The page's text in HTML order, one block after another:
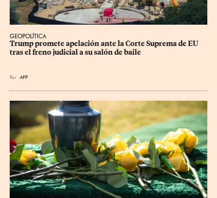
GEOPOLÍTICA
Trump promete apelación ante la Corte Suprema de EU
tras el freno judicial a su salón de baile
Por AFP